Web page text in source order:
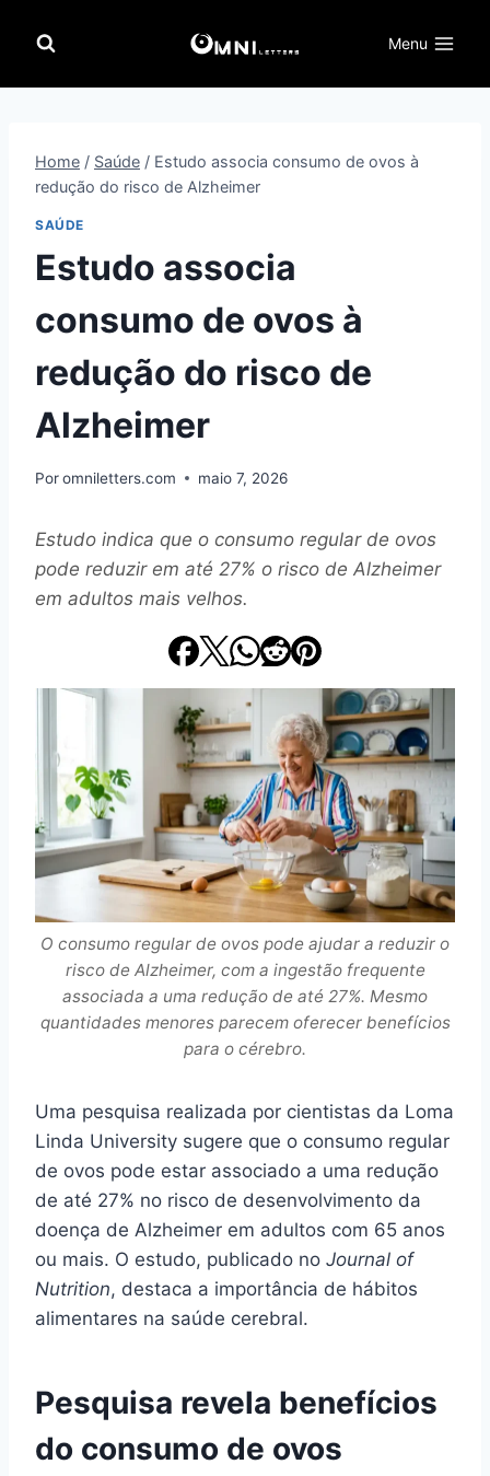
para
Menu
Home / Saúde / Estudo associa consumo de ovos à
redução do risco de Alzheimer
SAÚDE
Estudo associa
consumo de ovos à
redução do risco de
Alzheimer
Poromniletters.com maio 7, 2026
Estudo indica que o consumo regular de ovos
pode reduzir em até 27% o risco de Alzheimer
em adultos mais velhos.
O consumo regular de ovos pode ajudar a reduzir o
risco de Alzheimer, com a ingestão frequente
associada a uma redução de até 27%. Mesmo
quantidades menores parecem oferecer benefícios
para o cérebro.
Uma pesquisa realizada por cientistas da Loma
Linda University sugere que o consumo regular
de ovos pode estar associado a uma redução
de até 27% no risco de desenvolvimento da
doença de Alzheimer em adultos com 65 anos
ou mais. O estudo, publicado no Journal of
Nutrition, destaca a importância de hábitos
alimentares na saúde cerebral.
Pesquisa revela benefícios
do consumo de ovos